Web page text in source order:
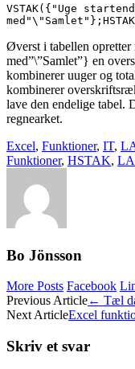
VSTAK({"Uge
Øverst i tabellen
med”\”Samlet”} en
kombinerer uuger og
kombinerer
lave den endelige tabel.
regnearket.
Excel, Funktioner, IT,
Funktioner, HSTAK,
Bo Jönsson
More Posts Facebook
Post
navigation
Previous Article← Tæl
Next ArticleExcel
Skriv et svar